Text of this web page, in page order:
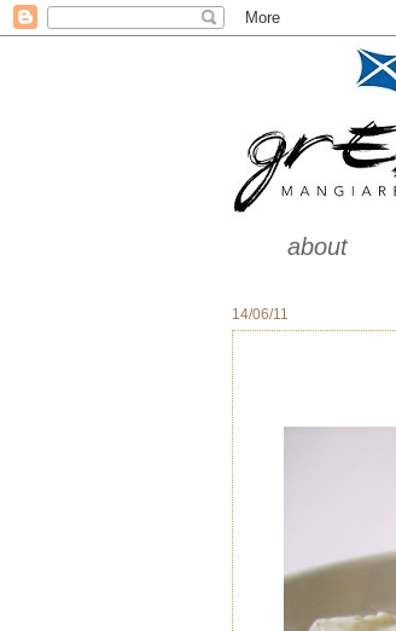
about
14/06/11